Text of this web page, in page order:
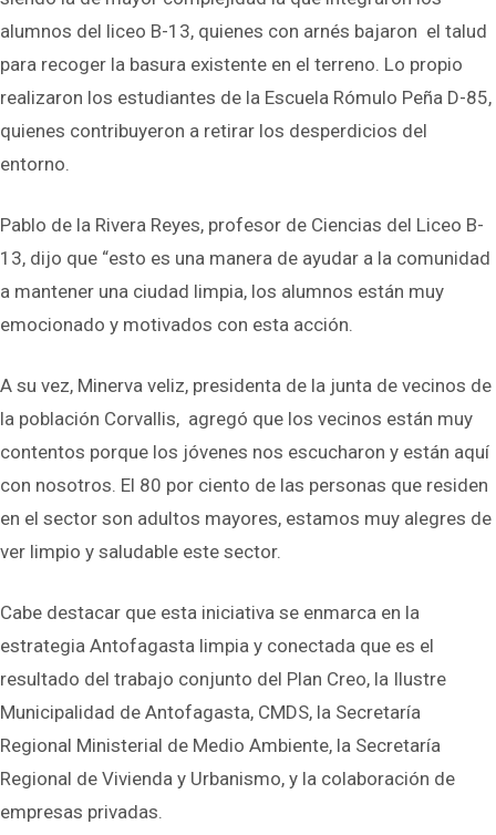
alumnos del liceo B-13, quienes con arnés bajaron el talud
para recoger la basura existente en el terreno. Lo propio
realizaron los estudiantes de la Escuela Rómulo Peña D-85,
quienes contribuyeron a retirar los desperdicios del
entorno.
Pablo de la Rivera Reyes, profesor de Ciencias del Liceo B-
13, dijo que “esto es una manera de ayudar a la comunidad
a mantener una ciudad limpia, los alumnos están muy
emocionado y motivados con esta acción.
A su vez, Minerva veliz, presidenta de la junta de vecinos de
la población Corvallis, agregó que los vecinos están muy
contentos porque los jóvenes nos escucharon y están aquí
con nosotros. El 80 por ciento de las personas que residen
en el sector son adultos mayores, estamos muy alegres de
ver limpio y saludable este sector.
Cabe destacar que esta iniciativa se enmarca en la
estrategia Antofagasta limpia y conectada que es el
resultado del trabajo conjunto del Plan Creo, la Ilustre
Municipalidad de Antofagasta, CMDS, la Secretaría
Regional Ministerial de Medio Ambiente, la Secretaría
Regional de Vivienda y Urbanismo, y la colaboración de
empresas privadas.